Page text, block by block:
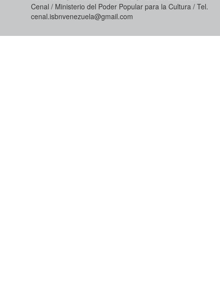
Cenal / Ministerio del Poder Popular para la Cultura / Tel.
cenal.isbnvenezuela@gmail.com